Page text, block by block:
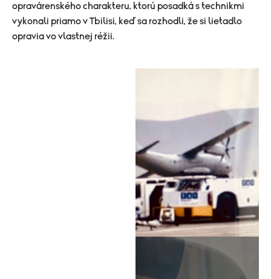
opravárenského charakteru, ktorú posadká s technikmi
vykonali priamo v Tbilisi, keď sa rozhodli, že si lietadlo
opravia vo vlastnej réžii.